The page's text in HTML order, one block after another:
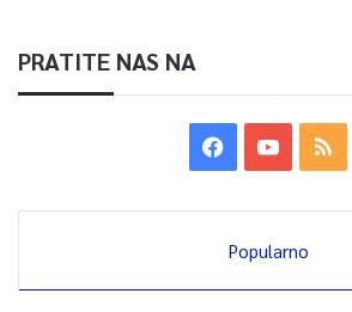
PRATITE NAS NA
Popularno